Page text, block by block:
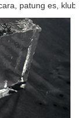
patung es, klub